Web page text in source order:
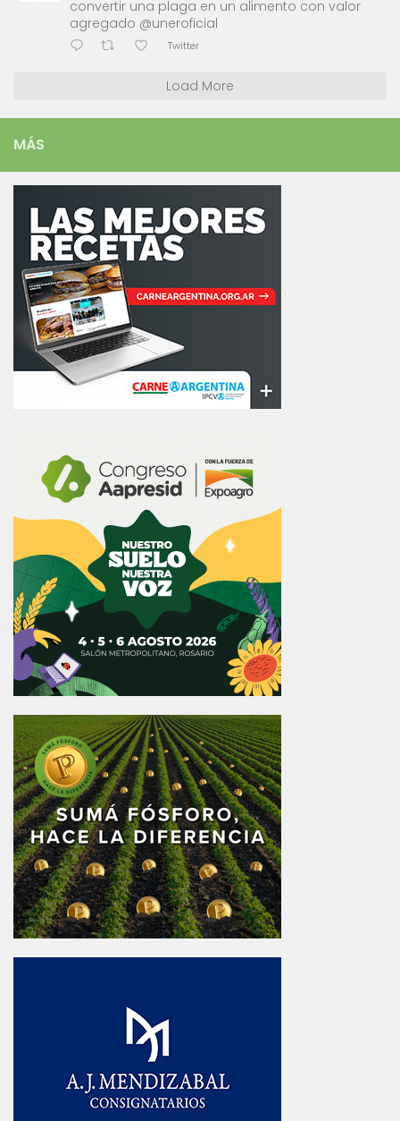
convertir una plaga en un alimento con valor
agregado @uneroficial
Twitter
Load More
MÁS